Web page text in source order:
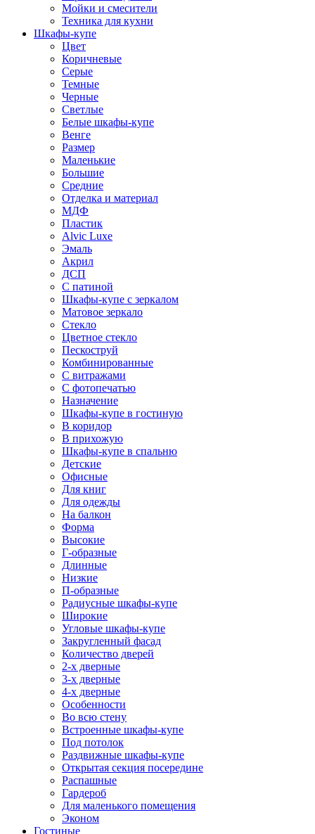
Мойки и смесители
Техника для кухни
Шкафы-купе
Цвет
Коричневые
Серые
Темные
Черные
Светлые
Белые шкафы-купе
Венге
Размер
Маленькие
Большие
Средние
Отделка и материал
МДФ
Пластик
Alvic Luxe
Эмаль
Акрил
ДСП
С патиной
Шкафы-купе с зеркалом
Матовое зеркало
Стекло
Цветное стекло
Пескоструй
Комбинированные
С витражами
С фотопечатью
Назначение
Шкафы-купе в гостиную
В коридор
В прихожую
Шкафы-купе в спальню
Детские
Офисные
Для книг
Для одежды
На балкон
Форма
Высокие
Г-образные
Длинные
Низкие
П-образные
Радиусные шкафы-купе
Широкие
Угловые шкафы-купе
Закругленный фасад
Количество дверей
2-х дверные
3-х дверные
4-х дверные
Особенности
Во всю стену
Встроенные шкафы-купе
Под потолок
Раздвижные шкафы-купе
Открытая секция посередине
Распашные
Гардероб
Для маленького помещения
Эконом
Гостиные